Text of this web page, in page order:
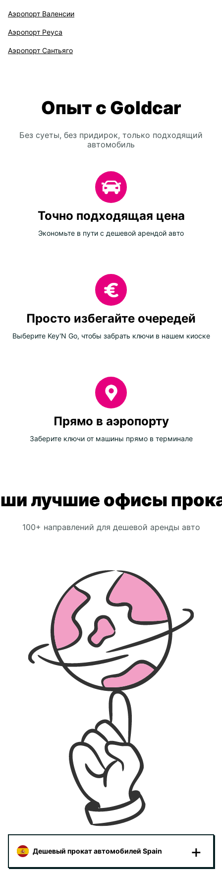
Аэропорт Валенсии
Аэропорт Реуса
Аэропорт Сантьяго
Опыт с Goldcar
Без суеты, без придирок, только подходящий
автомобиль
Точно подходящая цена
Экономьте в пути с дешевой арендой авто
Просто избегайте очередей
Выберите Key'N Go, чтобы забрать ключи в нашем киоске
Прямо в аэропорту
Заберите ключи от машины прямо в терминале
лучшие офисы
100+ направлений для дешевой аренды авто
Дешевый прокат автомобилей Spain